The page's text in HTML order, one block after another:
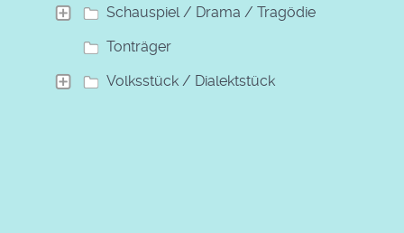
Schauspiel / Drama / Tragödie
Tonträger
Volksstück / Dialektstück